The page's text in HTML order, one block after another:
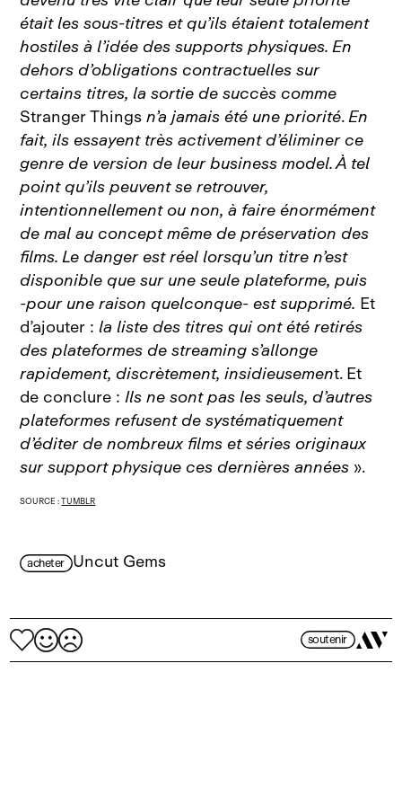
était les sous‑titres et qu’ils étaient totalement
hostiles à l’idée des supports physiques. En
dehors d’obligations contractuelles sur
certains titres, la sortie de succès comme
Stranger Thingsn’a jamais été une priorité.En
fait, ils essayent très activement d’éliminer ce
genre de version de leur business model. À tel
point qu’ils peuvent se retrouver,
intentionnellement ou non, à faire énormément
de mal au concept même de préservation des
films. Le danger est réel lorsqu’un titre n’est
disponible que sur une seule plateforme, puis
‑pour une raison quelconque‑ est supprimé. Et
d’ajouter :la liste des titres qui ont été retirés
des plateformes de streaming s’allonge
rapidement, discrètement, insidieusement. Et
de conclure :Ils ne sont pas les seuls, d’autres
plateformes refusent de systématiquement
d’éditer de nombreux films et séries originaux
sur support physique ces dernières années ».
SOURCE :TUMBLR
acheter Uncut Gems
soutenir